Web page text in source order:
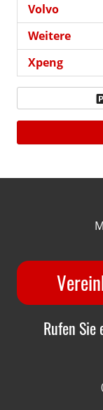
Volvo
Weitere
Xpeng
Rufen